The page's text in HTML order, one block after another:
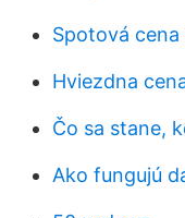
Spotová
Hviezdna
Čo sa stane,
Ako fungujú